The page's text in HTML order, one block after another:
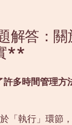
解答：關
**
許多時間管理
「執行」環節